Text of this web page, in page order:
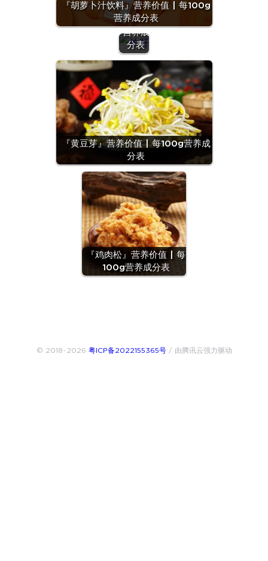
『胡萝卜汁饮料』营养价值 | 每100g
营养成分表
| 每
100g
营养成
分表
『黄豆芽』营养价值 | 每100g营养成
分表
『鸡肉松』营养价值 | 每
100g营养成分表
© 2018~2026 粤ICP备2022155365号/ 由腾讯云强力驱动